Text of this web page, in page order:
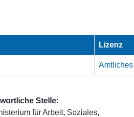
Lizenz
Stelle:
für Arbeit, Soziales,